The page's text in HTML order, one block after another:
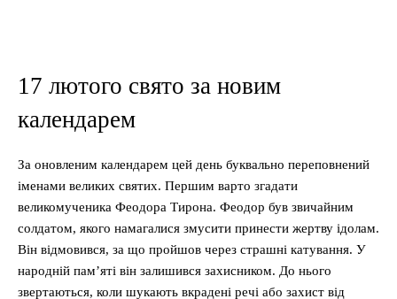
17 лютого свято за новим
календарем
За оновленим календарем цей день буквально переповнений
іменами великих святих. Першим варто згадати
великомученика Феодора Тирона. Феодор був звичайним
солдатом, якого намагалися змусити принести жертву ідолам.
Він відмовився, за що пройшов через страшні катування. У
народній пам’яті він залишився захисником. До нього
звертаються, коли шукають вкрадені речі або захист від